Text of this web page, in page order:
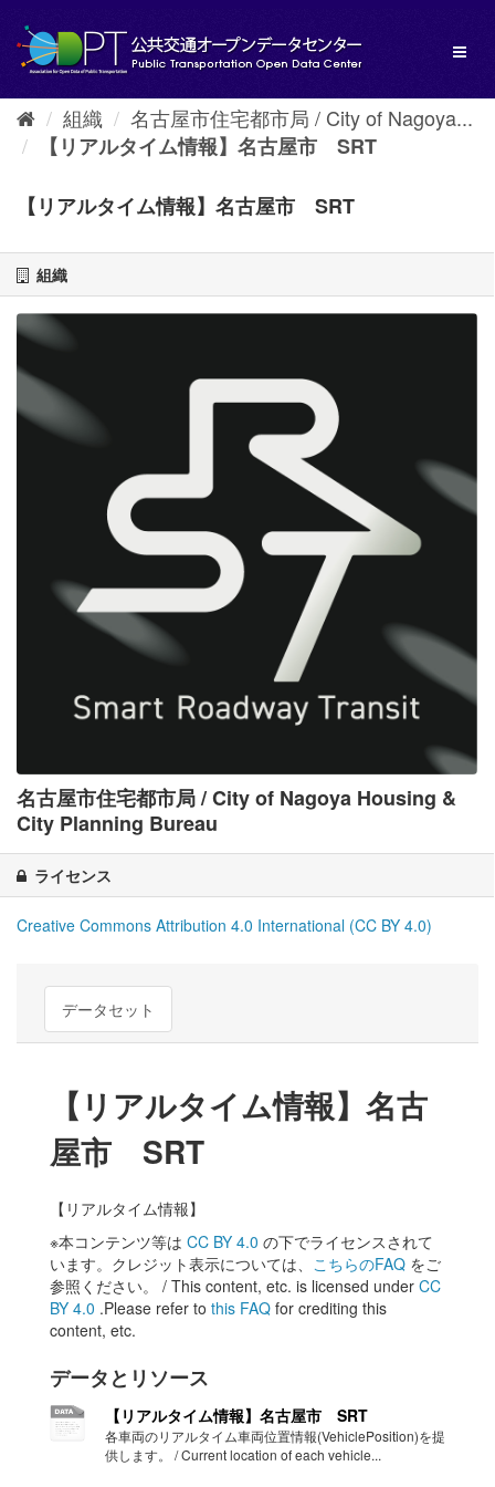
し
組織
名古屋市住宅都市局 / City of Nagoya...
【リアルタイム情報】名古屋市 SRT
【リアルタイム情報】名古屋市 SRT
組織
名古屋市住宅都市局 / City of Nagoya Housing &
City Planning Bureau
ライセンス
Creative Commons Attribution 4.0 International (CC BY 4.0)
データセット
【リアルタイム情報】名古
屋市 SRT
【リアルタイム情報】
※本コンテンツ等は CC BY 4.0 の下でライセンスされて
います。クレジット表示については、 こちらのFAQ をご
参照ください。 / This content, etc. is licensed under CC
BY 4.0 .Please refer to this FAQ for crediting this
content, etc.
データとリソース
【リアルタイム情報】名古屋市 SRT
各車両のリアルタイム車両位置情報(VehiclePosition)を提
供します。 / Current location of each vehicle...